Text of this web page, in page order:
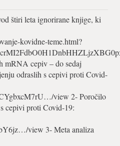
štiri leta ignorirane knjige, ki
kovidne-teme.html?
cepiv – do sedaj
odraslih s cepivi proti Covid-
view 2- Poročilo
cepivi proti Covid-19:
view 3- Meta analiza